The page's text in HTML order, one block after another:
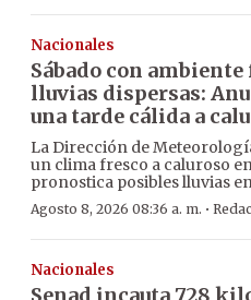
Nacionales
Sábado con
lluvias dispersas:
una tarde cálida a
La Dirección de
un clima fresco a caluroso
pronostica posibles lluvias
Agosto 8, 2026 08:36 a. m. ·
Nacionales